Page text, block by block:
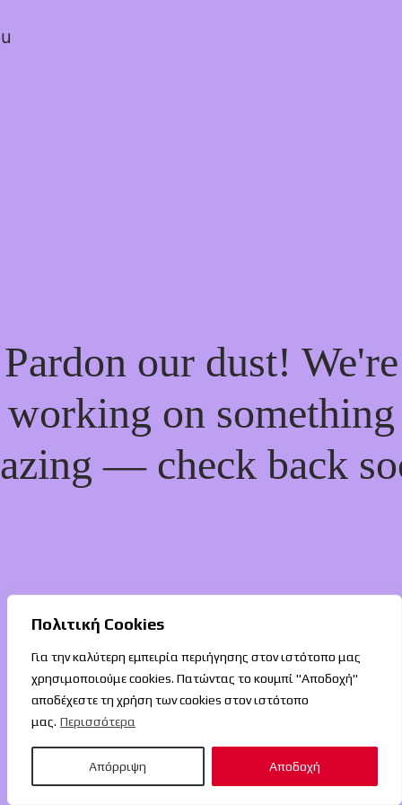
Πολιτική Cookies
Για την καλύτερη εμπειρία περιήγησης στον ιστότοπο μας
χρησιμοποιούμε cookies. Πατώντας το κουμπί "Αποδοχή"
αποδέχεστε τη χρήση των cookies στον ιστότοπο
μας. Περισσότερα
Απόρριψη Αποδοχή
Pardon our dust! We're
working on something
— check back